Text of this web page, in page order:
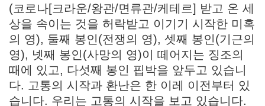
(코로나[크라운/왕관/면류관/케테르] 받고 온 세
상을 속이는 것을 허락받고 이기기 시작한 미혹
의 영), 둘째 봉인(전쟁의 영), 셋째 봉인(기근의
영), 넷째 봉인(사망의 영)이 떼어지는 징조의
때에 있고, 다섯째 봉인 핍박을 앞두고 있습니
다. 고통의 시작과 환난은 한 이레 이전부터 있
습니다. 우리는 고통의 시작을 보고 있습니다.